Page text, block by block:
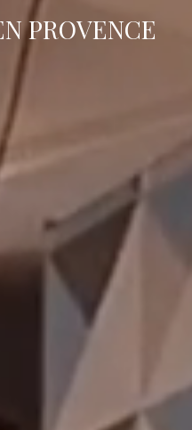
PROVENCE